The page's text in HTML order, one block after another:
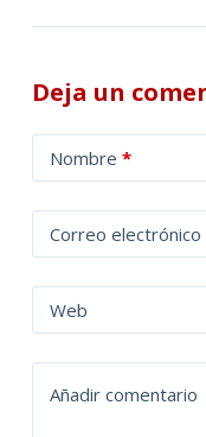
Deja un
Nombre *
Correo electrónico
Web
Añadir comentario
l
t
a
t